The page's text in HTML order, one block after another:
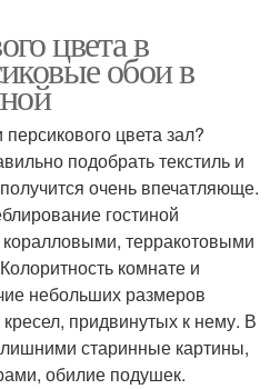
цвета в
обои в
цвета зал?
подобрать текстиль и
очень впечатляюще.
гостиной
терракотовыми
комнате и
небольших размеров
придвинутых к нему. В
старинные картины,
обилие подушек.